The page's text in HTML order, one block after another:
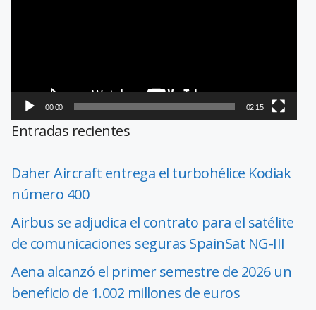
00:00 02:15
Entradas recientes
Daher Aircraft entrega el turbohélice Kodiak
número 400
Airbus se adjudica el contrato para el satélite
de comunicaciones seguras SpainSat NG-III
Aena alcanzó el primer semestre de 2026 un
beneficio de 1.002 millones de euros